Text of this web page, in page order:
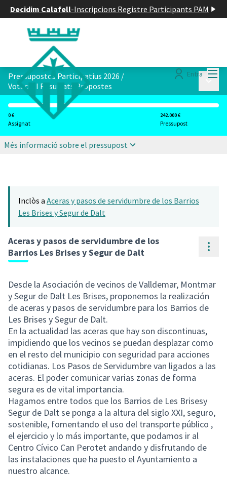
Decidim Calafell-Inscripcions Registre Participants PAM
Entra
Pressupostos Participatius 2026 /
Votació I Resultats Propostes
0 €
Assignat
242.000 €
Pressupost
Més informació sobre el pressupost
Inclòs a Aceras y pasos de servidumbre de los Barrios
Les Brises y Segur de Dalt
Aceras y pasos de servidumbre de los
Barrios Les Brises y Segur de Dalt
Desde la Asociación de vecinos de Valldemar, Montmar
y Segur de Dalt Les Brises, proponemos la realización
de aceras y pasos de servidumbre para los Barrios de
Les Brises y Segur de Dalt.
En la actualidad las aceras que hay son discontinuas,
impidiendo que los vecinos se puedan desplazar como
en el resto del municipio con seguridad para acciones
cotidianas. Los Pasos de Servidumbre van ligados a las
aceras. El poder comunicar varias zonas de forma
segura es de vital importancia.
Hagamos entre todos que los Barrios de Les Brisesy
Segur de Dalt se ponga a la altura del siglo XXI, seguro,
sostenible, fomentando el uso del transporte público ,
el ejercicio y lo más importante, que podamos ir al
Centro Cívico Can Perotet andando y disfrutando de
las instalaciones que ha puesto el Ayuntamiento a
nuestro alcance.